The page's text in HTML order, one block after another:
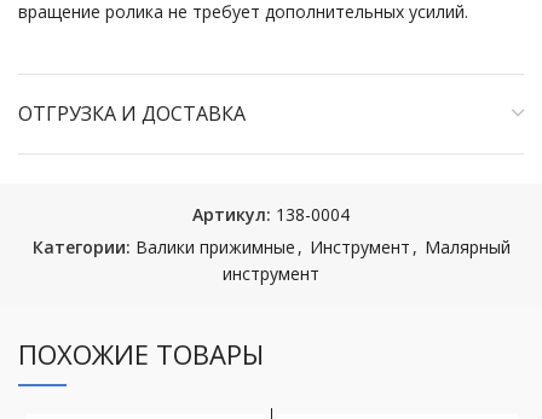
вращение ролика не требует дополнительных усилий.
ОТГРУЗКА И ДОСТАВКА
Артикул: 138-0004
Категории: Валики прижимные , Инструмент , Малярный
инструмент
ПОХОЖИЕ ТОВАРЫ